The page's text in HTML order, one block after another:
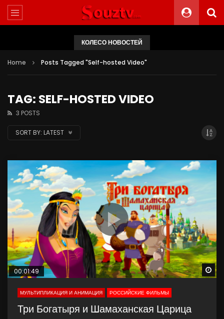
КОЛЕСО НОВОСТЕЙ
Home Posts Tagged "Self-hosted Video"
TAG: SELF-HOSTED VIDEO
3 POSTS
SORT BY: LATEST
00:01:49
МУЛЬТИПЛИКАЦИЯ И АНИМАЦИЯ РОССИЙСКИЕ ФИЛЬМЫ
Три Богатыря и Шамаханская Царица